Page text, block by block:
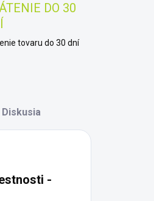
DO 30
tovaru do 30 dní
Diskusia
-